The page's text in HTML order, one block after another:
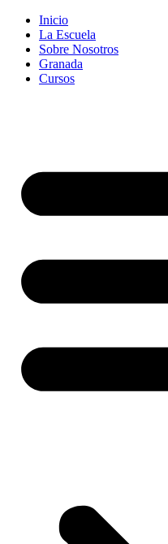
Inicio
La Escuela
Sobre Nosotros
Granada
Cursos